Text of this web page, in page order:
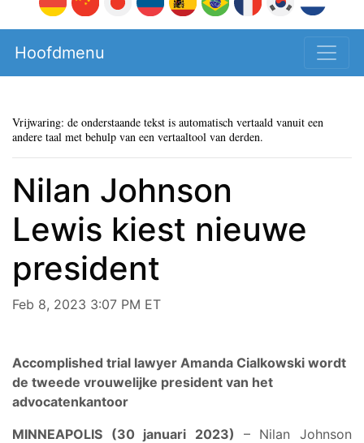
Hoofdmenu
Vrijwaring: de onderstaande tekst is automatisch vertaald vanuit een
andere taal met behulp van een vertaaltool van derden.
Nilan Johnson
Lewis kiest nieuwe
president
Feb 8, 2023 3:07 PM ET
Accomplished trial lawyer Amanda Cialkowski wordt
de tweede vrouwelijke president van het
advocatenkantoor
MINNEAPOLIS (30 januari 2023) – Nilan Johnson